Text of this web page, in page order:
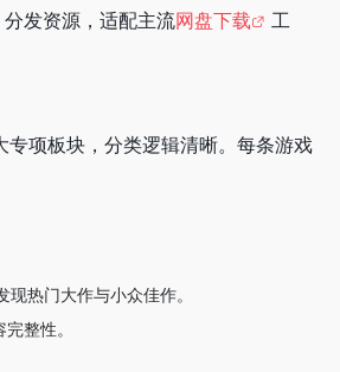
分发资源，适配主流网盘下载
工
项板块，分类逻辑清晰。每条游戏
热门大作与小众佳作。
整性。